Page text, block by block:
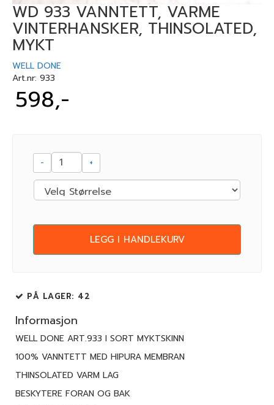
WD 933 VANNTETT, VARME
VINTERHANSKER, THINSOLATED,
MYKT
WELL DONE
Art.nr: 933
598,-
- +
LEGG I HANDLEKURV
PÅ LAGER: 42
Informasjon
WELL DONE ART.933 I SORT MYKTSKINN
100% VANNTETT MED HIPURA MEMBRAN
THINSOLATED VARM LAG
BESKYTERE FORAN OG BAK